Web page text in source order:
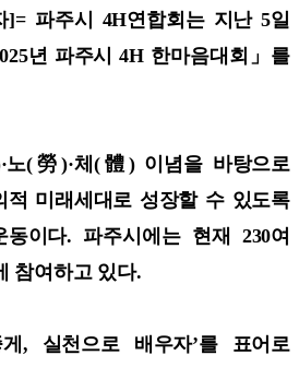
]= 파주시 4H연합회는 지난 5일
년 파주시 4H 한마음대회」를
(勞)·체(體) 이념을 바탕으로
적 미래세대로 성장할 수 있도록
이다. 파주시에는 현재 230여
참여하고 있다.
, 실천으로 배우자’를 표어로